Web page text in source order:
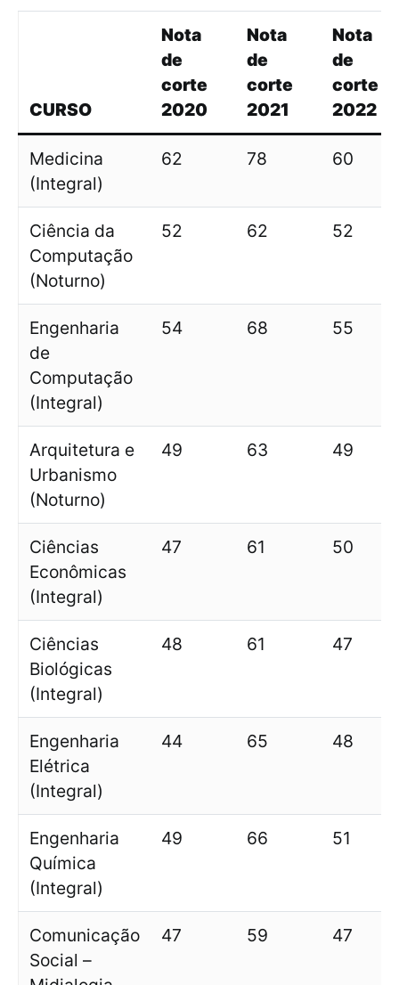
CURSO
Nota
de
corte
2020
Nota
de
corte
2021
Nota
de
corte
2022
Medicina
(Integral)
62 78 60
Ciência da
Computação
(Noturno)
52 62 52
Engenharia
de
Computação
(Integral)
54 68 55
Arquitetura e
Urbanismo
(Noturno)
49 63 49
Ciências
Econômicas
(Integral)
47 61 50
Ciências
Biológicas
(Integral)
48 61 47
Engenharia
Elétrica
(Integral)
44 65 48
Engenharia
Química
(Integral)
49 66 51
Comunicação
Social –
47 59 47